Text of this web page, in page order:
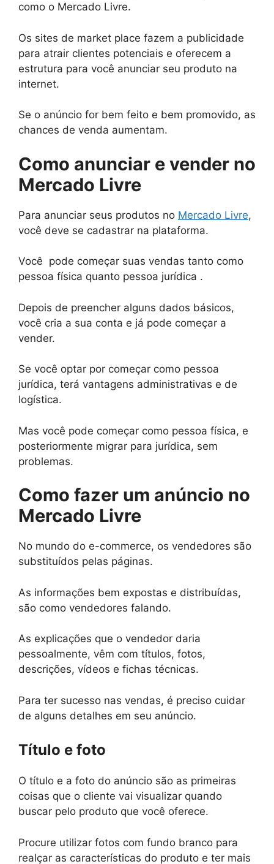
como o Mercado Livre.
Os sites de market place fazem a publicidade
para atrair clientes potenciais e oferecem a
estrutura para você anunciar seu produto na
internet.
Se o anúncio for bem feito e bem promovido, as
chances de venda aumentam.
Como anunciar e vender no
Mercado Livre
Para anunciar seus produtos no Mercado Livre,
você deve se cadastrar na plataforma.
Você pode começar suas vendas tanto como
pessoa física quanto pessoa jurídica .
Depois de preencher alguns dados básicos,
você cria a sua conta e já pode começar a
vender.
Se você optar por começar como pessoa
jurídica, terá vantagens administrativas e de
logística.
Mas você pode começar como pessoa física, e
posteriormente migrar para jurídica, sem
problemas.
Como fazer um anúncio no
Mercado Livre
No mundo do e-commerce, os vendedores são
substituídos pelas páginas.
As informações bem expostas e distribuídas,
são como vendedores falando.
As explicações que o vendedor daria
pessoalmente, vêm com títulos, fotos,
descrições, vídeos e fichas técnicas.
Para ter sucesso nas vendas, é preciso cuidar
de alguns detalhes em seu anúncio.
Título e foto
O título e a foto do anúncio são as primeiras
coisas que o cliente vai visualizar quando
buscar pelo produto que você oferece.
Procure utilizar fotos com fundo branco para
realçar as características do produto e ter mais